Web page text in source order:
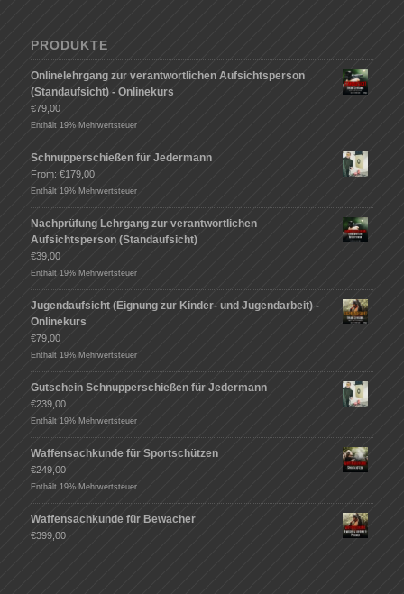
PRODUKTE
Onlinelehrgang zur verantwortlichen Aufsichtsperson
(Standaufsicht) - Onlinekurs
€79,00
Enthält 19% Mehrwertsteuer
Schnupperschießen für Jedermann
From: €179,00
Enthält 19% Mehrwertsteuer
Nachprüfung Lehrgang zur verantwortlichen
Aufsichtsperson (Standaufsicht)
€39,00
Enthält 19% Mehrwertsteuer
Jugendaufsicht (Eignung zur Kinder- und Jugendarbeit) -
Onlinekurs
€79,00
Enthält 19% Mehrwertsteuer
Gutschein Schnupperschießen für Jedermann
€239,00
Enthält 19% Mehrwertsteuer
Waffensachkunde für Sportschützen
€249,00
Enthält 19% Mehrwertsteuer
Waffensachkunde für Bewacher
€399,00